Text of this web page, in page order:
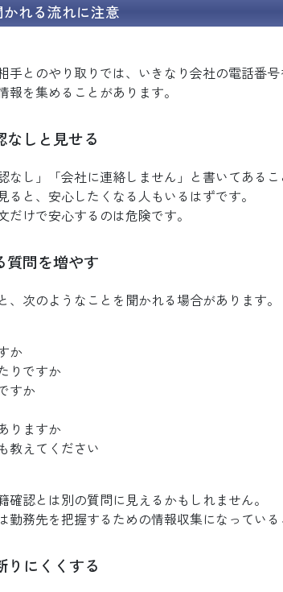
れる流れに注意
手とのやり取りでは、いきなり会社の電話番号
報を集めることがあります。
しと見せる
なし」「会社に連絡しません」と書いてあるこ
ると、安心したくなる人もいるはずです。
だけで安心するのは危険です。
質問を増やす
、次のようなことを聞かれる場合があります。
か
りですか
すか
りますか
教えてください
確認とは別の質問に見えるかもしれません。
勤務先を把握するための情報収集になっている
りにくくする